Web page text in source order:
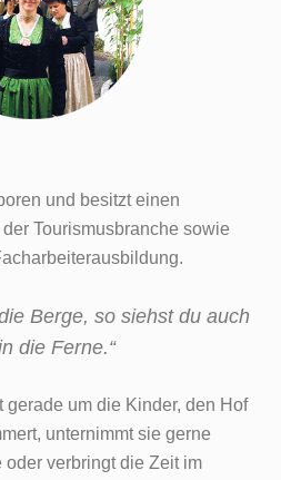
und besitzt einen
Tourismusbranche sowie
Berge, so siehst du auch
die Ferne.“
um die Kinder, den Hof
unternimmt sie gerne
verbringt die Zeit im